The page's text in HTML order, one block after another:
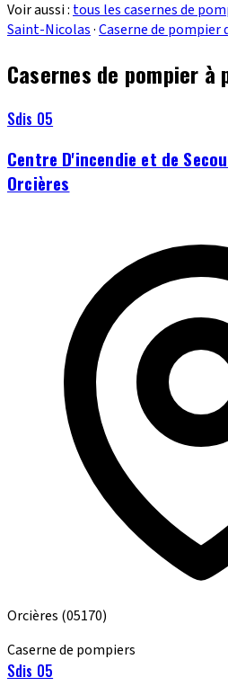
Voir aussi : tous les casernes de
Saint-Nicolas·Caserne de pompier
Casernes de pompier à
Sdis 05
Centre D'incendie et de
Orcières
Orcières (05170)
Caserne de pompiers
Sdis 05